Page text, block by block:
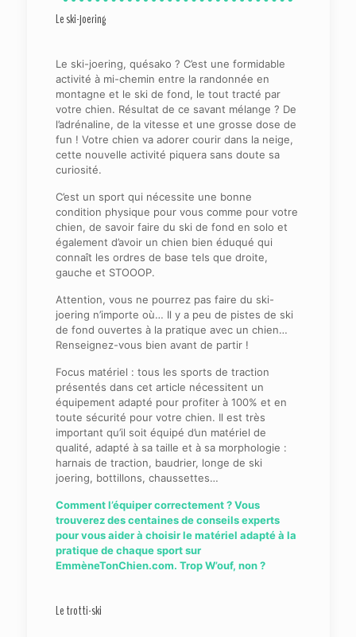
Le ski-joering
Le ski-joering, quésako ? C’est une formidable
activité à mi-chemin entre la randonnée en
montagne et le ski de fond, le tout tracté par
votre chien. Résultat de ce savant mélange ? De
l’adrénaline, de la vitesse et une grosse dose de
fun ! Votre chien va adorer courir dans la neige,
cette nouvelle activité piquera sans doute sa
curiosité.
C’est un sport qui nécessite une bonne
condition physique pour vous comme pour votre
chien, de savoir faire du ski de fond en solo et
également d’avoir un chien bien éduqué qui
connaît les ordres de base tels que droite,
gauche et STOOOP.
Attention, vous ne pourrez pas faire du ski-
joering n’importe où… Il y a peu de pistes de ski
de fond ouvertes à la pratique avec un chien…
Renseignez-vous bien avant de partir !
Focus matériel : tous les sports de traction
présentés dans cet article nécessitent un
équipement adapté pour profiter à 100% et en
toute sécurité pour votre chien. Il est très
important qu’il soit équipé d’un matériel de
qualité, adapté à sa taille et à sa morphologie :
harnais de traction, baudrier, longe de ski
joering, bottillons, chaussettes…
Comment l’équiper correctement ? Vous
trouverez des centaines de conseils experts
pour vous aider à choisir le matériel adapté à la
pratique de chaque sport sur
EmmèneTonChien.com. Trop W’ouf, non ?
Le trotti-ski